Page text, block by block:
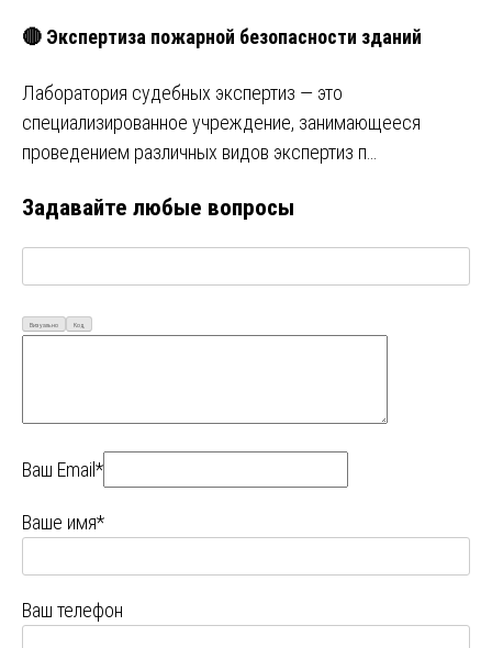
🔴 Экспертиза пожарной безопасности зданий
Лаборатория судебных экспертиз — это
специализированное учреждение, занимающееся
проведением различных видов экспертиз п…
Задавайте любые вопросы
Визуально Код
Ваш Email*
Ваше имя*
Ваш телефон